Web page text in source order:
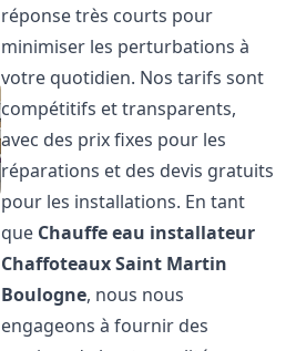
réponse très courts pour
minimiser les perturbations à
votre quotidien. Nos tarifs sont
compétitifs et transparents,
avec des prix fixes pour les
réparations et des devis gratuits
pour les installations. En tant
que Chauffe eau installateur
ChaffoteauxSaint Martin
Boulogne, nous nous
engageons à fournir des